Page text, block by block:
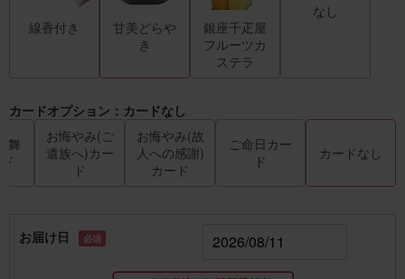
線香付き
甘美どらや
き
銀座千疋屋
フルーツカ
ステラ
なし
カードオプション：カードなし
舞
お悔やみ(ご
遺族へ)カー
ド
お悔やみ(故
人への感謝)
カード
ご命日カー
ド
カードなし
お届け日 必須